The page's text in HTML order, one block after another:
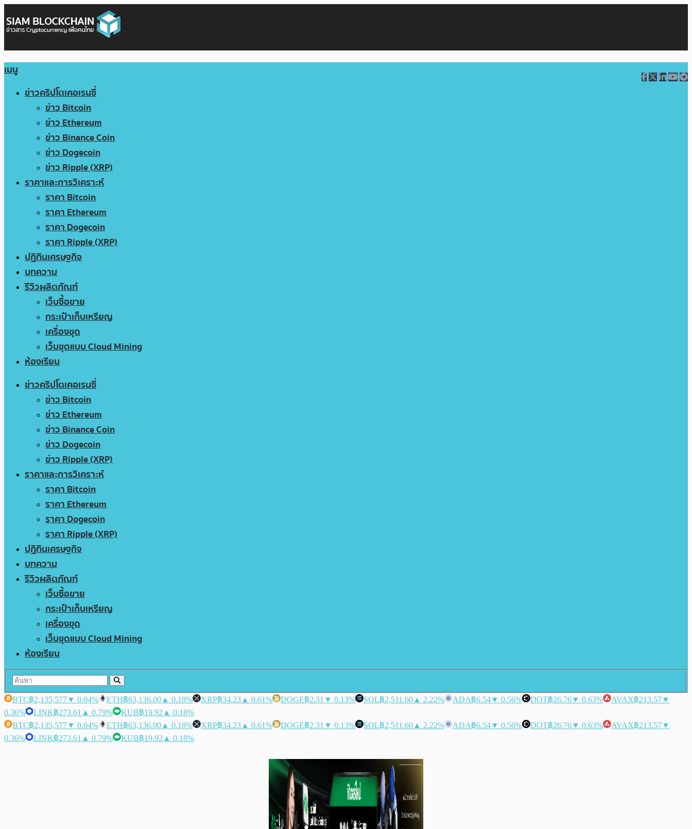
เมนู
ข่าวคริปโตเคอเรนซี่
ข่าว Bitcoin
ข่าว Ethereum
ข่าว Binance Coin
ข่าว Dogecoin
ข่าว Ripple (XRP)
ราคาและการวิเคราะห์
ราคา Bitcoin
ราคา Ethereum
ราคา Dogecoin
ราคา Ripple (XRP)
ปฏิทินเศรษฐกิจ
บทความ
รีวิวผลิตภัณฑ์
เว็บซื้อขาย
กระเป๋าเก็บเหรียญ
เครื่องขุด
เว็บขุดแบบ Cloud Mining
ห้องเรียน
ข่าวคริปโตเคอเรนซี่
ข่าว Bitcoin
ข่าว Ethereum
ข่าว Binance Coin
ข่าว Dogecoin
ข่าว Ripple (XRP)
ราคาและการวิเคราะห์
ราคา Bitcoin
ราคา Ethereum
ราคา Dogecoin
ราคา Ripple (XRP)
ปฏิทินเศรษฐกิจ
บทความ
รีวิวผลิตภัณฑ์
เว็บซื้อขาย
กระเป๋าเก็บเหรียญ
เครื่องขุด
เว็บขุดแบบ Cloud Mining
ห้องเรียน
BTC฿2,135,577▼ 0.04% ETH฿63,136.00 ▲ 0.18% XRP฿34.23 ▲ 0.61% DOGE฿2.31 ▼ 0.13% SOL฿2,511.60 ▲ 2.22% ADA฿6.54▼ 0.56% DOT฿26.76▼ 0.63% AVAX฿213.57▼
0.36%
LINK฿273.61 ▲ 0.79% KUB฿19.92 ▲ 0.18%
BTC฿2,135,577▼ 0.04% ETH฿63,136.00 ▲ 0.18% XRP฿34.23 ▲ 0.61% DOGE฿2.31 ▼ 0.13% SOL฿2,511.60 ▲ 2.22% ADA฿6.54▼ 0.56% DOT฿26.76▼ 0.63% AVAX฿213.57▼
0.36%
LINK฿273.61 ▲ 0.79% KUB฿19.92 ▲ 0.18%